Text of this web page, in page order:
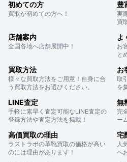
初めての方
買取が初めての方へ！
豊
実
買
店舗案内
全国各地へ店舗展開中！
よ
お
と
買取方法
様々な買取方法をご用意！自身に合
う買取方法をお選びください。
お
取
を
LINE査定
手軽に素早く査定可能なLINE査定の
登録方法や査定方法を掲載！
無
完
ー
高価買取の理由
ラストラボの革靴買取の価格が高い
のには理由があります！
宅
人
へ